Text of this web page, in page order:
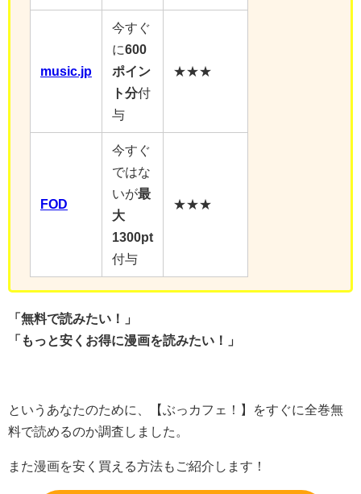
music.jp
今すぐ
に600
ポイン
ト分付
与
★★★
FOD
今すぐ
ではな
いが最
大
1300pt
付与
★★★
「無料で読みたい！」
「もっと安くお得に漫画を読みたい！」
というあなたのために、【ぶっカフェ！】をすぐに全巻無
料で読めるのか調査しました。
また漫画を安く買える方法もご紹介します！